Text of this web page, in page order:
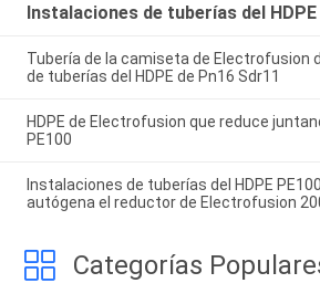
Instalaciones de tuberías del HDPE
Tubería de la camiseta de Electrofusion
de tuberías del HDPE de Pn16 Sdr11
HDPE de Electrofusion que reduce
PE100
Instalaciones de tuberías del HDPE
autógena el reductor de Electrofusion
Categorías